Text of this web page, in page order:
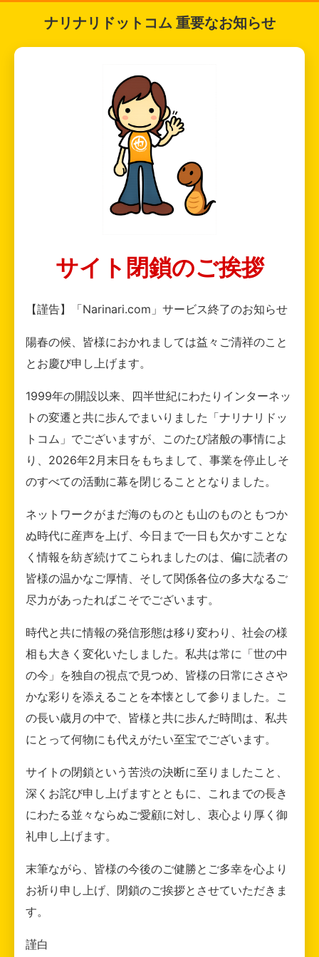
ナリナリドットコム 重要なお知らせ
サイト閉鎖のご挨拶
【謹告】「Narinari.com」サービス終了のお知らせ
陽春の候、皆様におかれましては益々ご清祥のこと
とお慶び申し上げます。
1999年の開設以来、四半世紀にわたりインターネッ
トの変遷と共に歩んでまいりました「ナリナリドッ
トコム」でございますが、このたび諸般の事情によ
り、2026年2月末日をもちまして、事業を停止しそ
のすべての活動に幕を閉じることとなりました。
ネットワークがまだ海のものとも山のものともつか
ぬ時代に産声を上げ、今日まで一日も欠かすことな
く情報を紡ぎ続けてこられましたのは、偏に読者の
皆様の温かなご厚情、そして関係各位の多大なるご
尽力があったればこそでございます。
時代と共に情報の発信形態は移り変わり、社会の様
相も大きく変化いたしました。私共は常に「世の中
の今」を独自の視点で見つめ、皆様の日常にささや
かな彩りを添えることを本懐として参りました。こ
の長い歳月の中で、皆様と共に歩んだ時間は、私共
にとって何物にも代えがたい至宝でございます。
サイトの閉鎖という苦渋の決断に至りましたこと、
深くお詫び申し上げますとともに、これまでの長き
にわたる並々ならぬご愛顧に対し、衷心より厚く御
礼申し上げます。
末筆ながら、皆様の今後のご健勝とご多幸を心より
お祈り申し上げ、閉鎖のご挨拶とさせていただきま
す。
謹白